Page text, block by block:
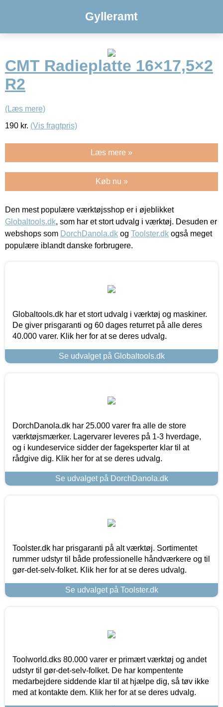
Gylleramt
CMT Radieplatte 16×17,5×2
R2
(Læs mere)
190 kr. (Vis fragtpris)
Læs mere »
Køb nu »
Den mest populære værktøjsshop er i øjeblikket
Globaltools.dk, som har et stort udvalg i værktøj. Desuden er
webshops som DorchDanola.dk og Toolster.dk også meget
populære iblandt danske forbrugere.
Globaltools.dk har et stort udvalg i værktøj og maskiner.
De giver prisgaranti og 60 dages returret på alle deres
40.000 varer. Klik her for at se deres udvalg.
Se udvalget på Globaltools.dk
DorchDanola.dk har 25.000 varer fra alle de store
værktøjsmærker. Lagervarer leveres på 1-3 hverdage,
og i kundeservice sidder der fageksperter klar til at
rådgive dig. Klik her for at se deres udvalg.
Se udvalget på DorchDanola.dk
Toolster.dk har prisgaranti på alt værktøj. Sortimentet
rummer udstyr til både professionelle håndværkere og til
gør-det-selv-folket. Klik her for at se deres udvalg.
Se udvalget på Toolster.dk
Toolworld.dks 80.000 varer er primært værktøj og andet
udstyr til gør-det-selv-folket. De har kompentente
medarbejdere siddende klar til at hjælpe dig, så tøv ikke
med at kontakte dem. Klik her for at se deres udvalg.